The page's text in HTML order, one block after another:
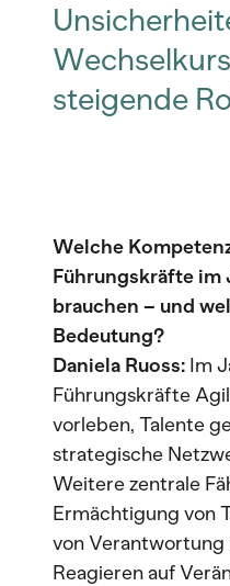
steigende
Welche
Führungskräfte im
brauchen – und
Bedeutung?
Daniela Ruoss: Im
Führungskräfte
vorleben, Talente
strategische
Weitere zentrale
Ermächtigung von
von Verantwortung
Reagieren auf